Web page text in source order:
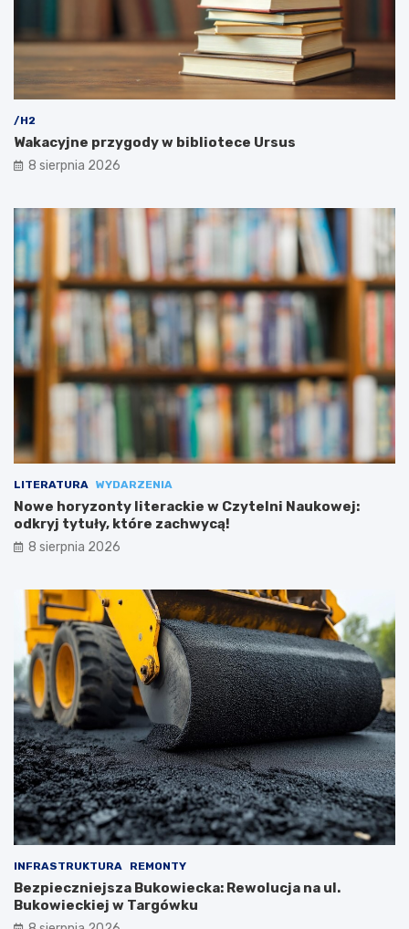
/H2
Wakacyjne przygody w bibliotece Ursus
8 sierpnia 2026
LITERATURA WYDARZENIA
Nowe horyzonty literackie w Czytelni Naukowej:
odkryj tytuły, które zachwycą!
8 sierpnia 2026
INFRASTRUKTURA REMONTY
Bezpieczniejsza Bukowiecka: Rewolucja na ul.
Bukowieckiej w Targówku